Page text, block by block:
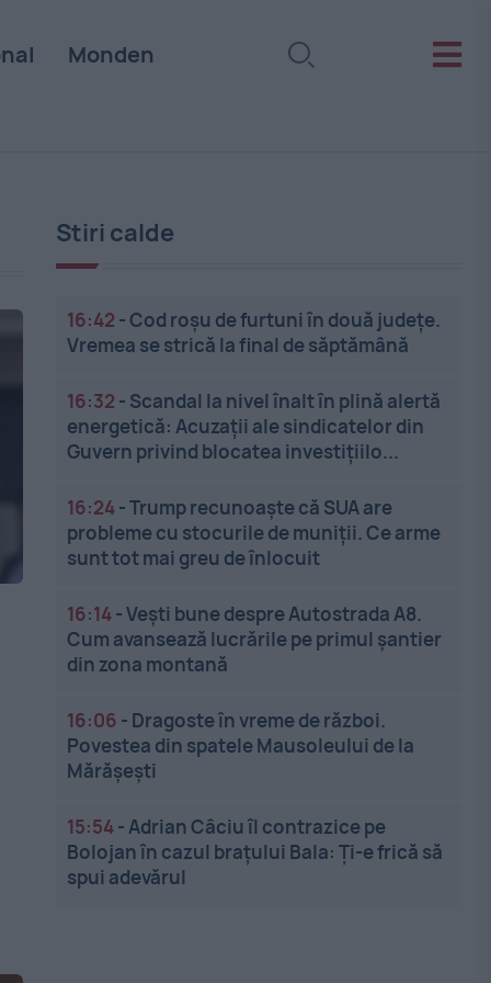
Monden
Stiri calde
16:42 -Cod roșu de furtuni în două județe.
Vremea se strică la final de săptămână
16:32 - Scandal la nivel înalt în plină alertă
energetică: Acuzații ale sindicatelor din
Guvern privind blocatea investițiilo...
16:24-Trump recunoaște că SUA are
probleme cu stocurile de muniții. Ce arme
sunt tot mai greu de înlocuit
16:14-Vești bune despre Autostrada A8.
Cum avansează lucrările pe primul șantier
din zona montană
16:06 - Dragoste în vreme de război.
Povestea din spatele Mausoleului de la
Mărășești
15:54-Adrian Câciu îl contrazice pe
Bolojan în cazul brațului Bala: Ți-e frică să
spui adevărul